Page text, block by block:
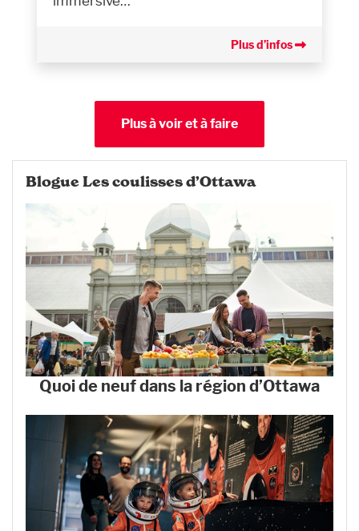
Plus d’infos
Plus à voir et à faire
Blogue Les coulisses d’Ottawa
Quoi de neuf dans la région d’Ottawa